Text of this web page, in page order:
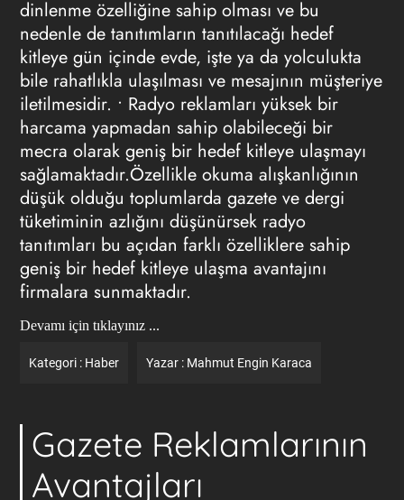
dinlenme özelliğine sahip olması ve bu
nedenle de tanıtımların tanıtılacağı hedef
kitleye gün içinde evde, işte ya da yolculukta
bile rahatlıkla ulaşılması ve mesajının müşteriye
iletilmesidir. • Radyo reklamları yüksek bir
harcama yapmadan sahip olabileceği bir
mecra olarak geniş bir hedef kitleye ulaşmayı
sağlamaktadır.Özellikle okuma alışkanlığının
düşük olduğu toplumlarda gazete ve dergi
tüketiminin azlığını düşünürsek radyo
tanıtımları bu açıdan farklı özelliklere sahip
geniş bir hedef kitleye ulaşma avantajını
firmalara sunmaktadır.
Devamı için tıklayınız ...
Kategori : Haber Yazar : Mahmut Engin Karaca
Gazete Reklamlarının
Avantajları